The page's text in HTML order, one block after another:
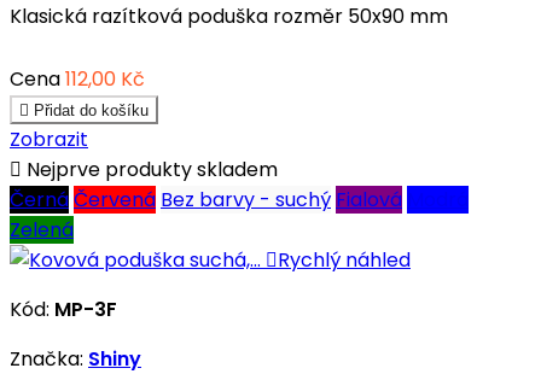
Klasická razítková poduška rozměr 50x90 mm
Cena112,00 Kč
 Přidat do košíku
Zobrazit
 Nejprve produkty skladem
ČernáČervená Bez barvy - suchý Fialová
Zelená
Rychlý náhled
Kód: MP-3F
Značka: Shiny